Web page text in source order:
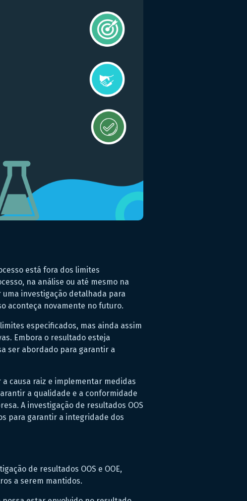
está fora dos limites
na análise ou até mesmo na
investigação detalhada para
aconteça novamente no futuro.
especificados, mas ainda assim
Embora o resultado esteja
ser abordado para garantir a
causa raiz e implementar medidas
a qualidade e a conformidade
A investigação de resultados OOS
para garantir a integridade dos
de resultados OOS e OOE,
a serem mantidos.